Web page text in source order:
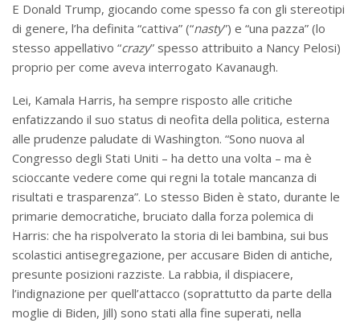
E Donald Trump, giocando come spesso fa con gli stereotipi
di genere, l’ha definita “cattiva” (“nasty”) e “una pazza” (lo
stesso appellativo “crazy” spesso attribuito a Nancy Pelosi)
proprio per come aveva interrogato Kavanaugh.
Lei, Kamala Harris, ha sempre risposto alle critiche
enfatizzando il suo status di neofita della politica, esterna
alle prudenze paludate di Washington. “Sono nuova al
Congresso degli Stati Uniti – ha detto una volta – ma è
scioccante vedere come qui regni la totale mancanza di
risultati e trasparenza”. Lo stesso Biden è stato, durante le
primarie democratiche, bruciato dalla forza polemica di
Harris: che ha rispolverato la storia di lei bambina, sui bus
scolastici antisegregazione, per accusare Biden di antiche,
presunte posizioni razziste. La rabbia, il dispiacere,
l’indignazione per quell’attacco (soprattutto da parte della
moglie di Biden, Jill) sono stati alla fine superati, nella